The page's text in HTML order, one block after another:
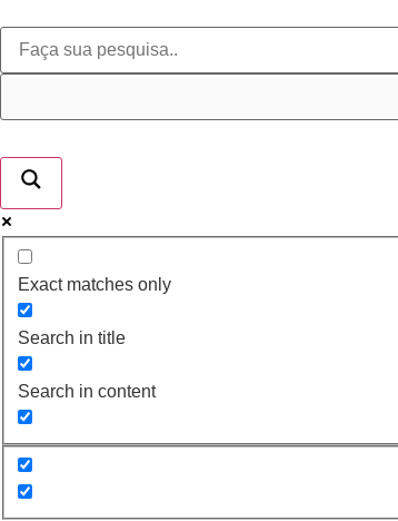
Exact matches only
Search in title
Search in content